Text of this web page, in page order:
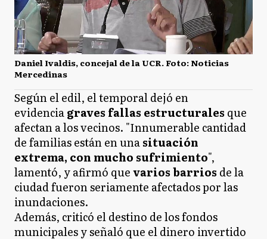
Daniel Ivaldis, concejal de la UCR. Foto: Noticias
Mercedinas
Según el edil, el temporal dejó en
evidenciagraves fallas estructuralesque
afectan a los vecinos. "Innumerable cantidad
de familias están en unasituación
extrema, con mucho sufrimiento",
lamentó, y afirmó quevarios barriosde la
ciudad fueron seriamente afectados por las
inundaciones.
Además, criticó el destino de los fondos
municipales y señaló que el dinero invertido